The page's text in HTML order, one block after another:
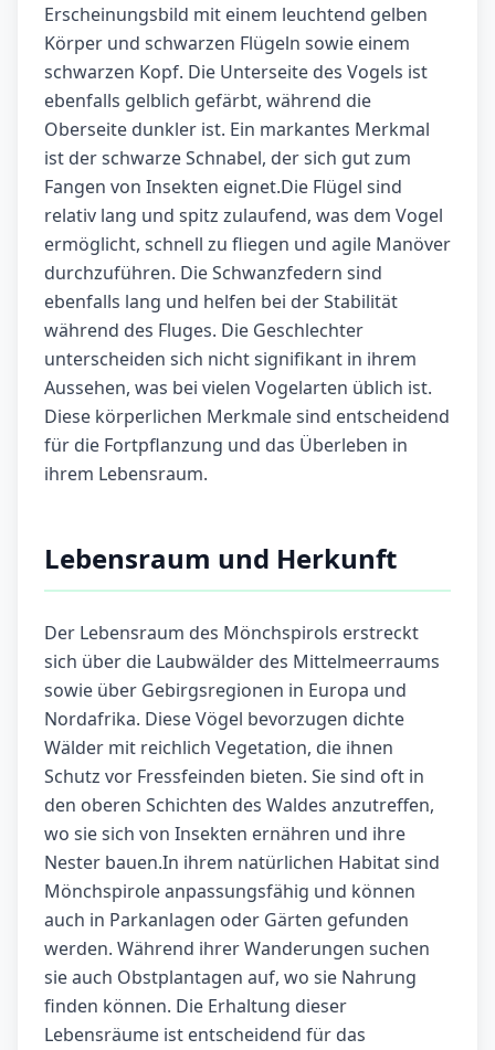
Erscheinungsbild mit einem leuchtend gelben
Körper und schwarzen Flügeln sowie einem
schwarzen Kopf. Die Unterseite des Vogels ist
ebenfalls gelblich gefärbt, während die
Oberseite dunkler ist. Ein markantes Merkmal
ist der schwarze Schnabel, der sich gut zum
Fangen von Insekten eignet.Die Flügel sind
relativ lang und spitz zulaufend, was dem Vogel
ermöglicht, schnell zu fliegen und agile Manöver
durchzuführen. Die Schwanzfedern sind
ebenfalls lang und helfen bei der Stabilität
während des Fluges. Die Geschlechter
unterscheiden sich nicht signifikant in ihrem
Aussehen, was bei vielen Vogelarten üblich ist.
Diese körperlichen Merkmale sind entscheidend
für die Fortpflanzung und das Überleben in
ihrem Lebensraum.
Lebensraum und Herkunft
Der Lebensraum des Mönchspirols erstreckt
sich über die Laubwälder des Mittelmeerraums
sowie über Gebirgsregionen in Europa und
Nordafrika. Diese Vögel bevorzugen dichte
Wälder mit reichlich Vegetation, die ihnen
Schutz vor Fressfeinden bieten. Sie sind oft in
den oberen Schichten des Waldes anzutreffen,
wo sie sich von Insekten ernähren und ihre
Nester bauen.In ihrem natürlichen Habitat sind
Mönchspirole anpassungsfähig und können
auch in Parkanlagen oder Gärten gefunden
werden. Während ihrer Wanderungen suchen
sie auch Obstplantagen auf, wo sie Nahrung
finden können. Die Erhaltung dieser
Lebensräume ist entscheidend für das